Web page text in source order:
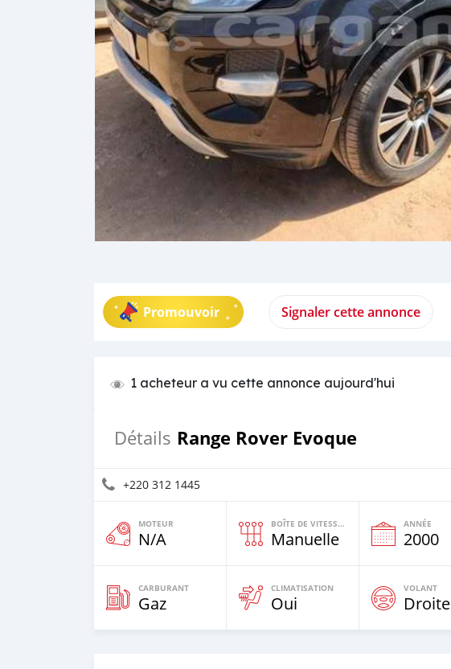
Promouvoir Signaler cette annonce
1 acheteur a vu cette annonce aujourd'hui
Détails Range Rover Evoque
+220 312 1445
MOTEUR
N/A
BOÎTE DE VITESSES
Manuelle
ANNÉE
2000
CARBURANT
Gaz
CLIMATISATION
Oui
VOLANT
Droite